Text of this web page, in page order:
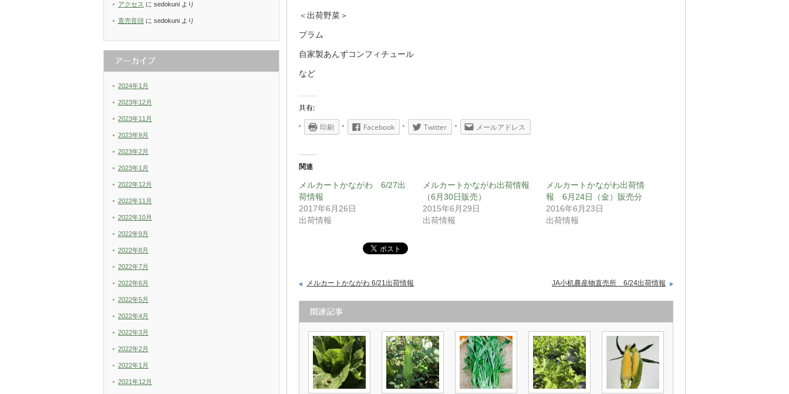
＜出荷野菜＞
プラム
自家製あんずコンフィチュール
など
共有:
印刷 Facebook Twitter メールアドレス
関連
メルカートかながわ 6/27出
荷情報
2017年6月26日
出荷情報
メルカートかながわ出荷情報
（6月30日販売）
2015年6月29日
出荷情報
メルカートかながわ出荷情
報 6月24日（金）販売分
2016年6月23日
出荷情報
メルカートかながわ 6/21出荷情報 JA小机農産物直売所 6/24出荷情報
関連記事
アクセス に sedokuni より
直売音頭 に sedokuni より
アーカイブ
2024年1月
2023年12月
2023年11月
2023年9月
2023年2月
2023年1月
2022年12月
2022年11月
2022年10月
2022年9月
2022年8月
2022年7月
2022年6月
2022年5月
2022年4月
2022年3月
2022年2月
2022年1月
2021年12月